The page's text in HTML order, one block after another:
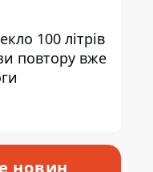
100 літрів
повтору вже
новин